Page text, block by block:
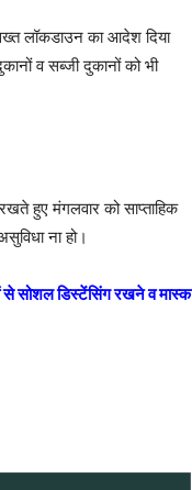
लॉकडाउन का आदेश दिया
व सब्जी दुकानों को भी
हुए मंगलवार को साप्ताहिक
ना हो।
से सोशल डिस्टेंसिंग रखने व मास्क